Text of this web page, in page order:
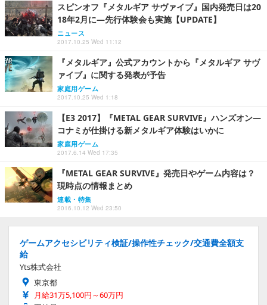
スピンオフ『メタルギア サヴァイブ』国内発売日は20
18年2月に―先行体験会も実施【UPDATE】
ニュース
2017.10.25 Wed 11:12
『メタルギア』公式アカウントから『メタルギア サヴ
ァイブ』に関する発表が予告
家庭用ゲーム
2017.10.25 Wed 1:18
【E3 2017】『METAL GEAR SURVIVE』ハンズオン―
コナミが仕掛ける新メタルギア体験はいかに
家庭用ゲーム
2017.6.14 Wed 17:35
『METAL GEAR SURVIVE』発売日やゲーム内容は？
現時点の情報まとめ
連載・特集
2016.10.12 Wed 23:50
ゲームアクセシビリティ検証/操作性チェック/交通費全額支
給
Yts株式会社
東京都
月給31万5,100円～60万円